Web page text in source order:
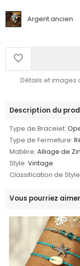
Argent ancien
Détails et images
Description du
Type de Bracelet:
Type de Fermeture:
Matière: Alliage de
Style: Vintage
Classification de
Vous pourriez aimer